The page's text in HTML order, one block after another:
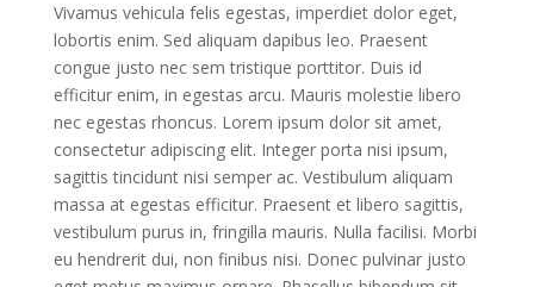
Vivamus vehicula felis egestas, imperdiet dolor eget,
lobortis enim. Sed aliquam dapibus leo. Praesent
congue justo nec sem tristique porttitor. Duis id
efficitur enim, in egestas arcu. Mauris molestie libero
nec egestas rhoncus. Lorem ipsum dolor sit amet,
consectetur adipiscing elit. Integer porta nisi ipsum,
sagittis tincidunt nisi semper ac. Vestibulum aliquam
massa at egestas efficitur. Praesent et libero sagittis,
vestibulum purus in, fringilla mauris. Nulla facilisi. Morbi
eu hendrerit dui, non finibus nisi. Donec pulvinar justo